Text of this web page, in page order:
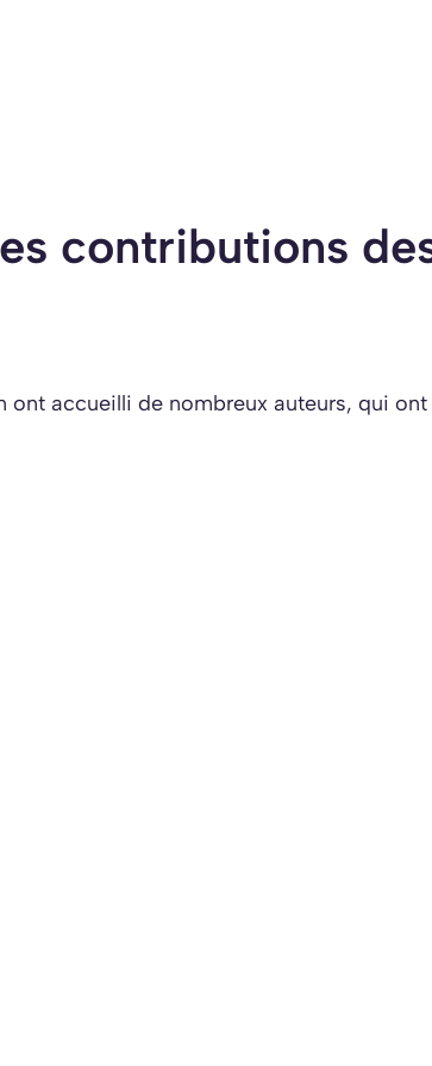
contributions
ont accueilli de nombreux auteurs, qui